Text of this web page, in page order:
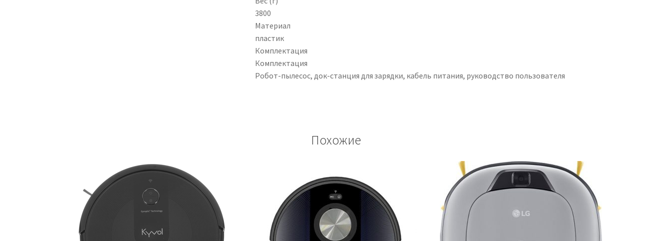
3800
Материал
пластик
Комплектация
Комплектация
Робот-пылесос, док-станция для зарядки, кабель питания, руководство пользователя
Похожие